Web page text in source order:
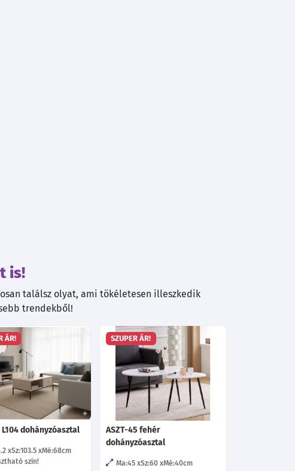
is!
találsz olyat, ami tökéletesen illeszkedik
trendekből!
ÁR!
dohányzóasztal
Sz:103.5 Mé:68cm
szín!
SZUPER ÁR!
ASZT-45 fehér
dohányzóasztal
Ma:45 Sz:60 Mé:40cm